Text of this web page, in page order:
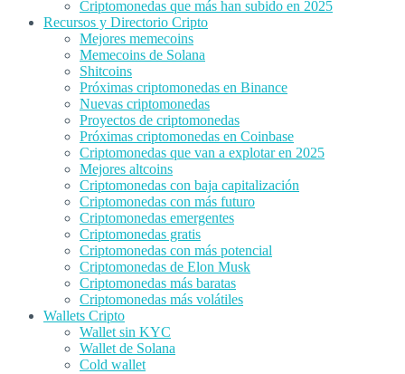
Criptomonedas que más han subido en 2025
Recursos y Directorio Cripto
Mejores memecoins
Memecoins de Solana
Shitcoins
Próximas criptomonedas en Binance
Nuevas criptomonedas
Proyectos de criptomonedas
Próximas criptomonedas en Coinbase
Criptomonedas que van a explotar en 2025
Mejores altcoins
Criptomonedas con baja capitalización
Criptomonedas con más futuro
Criptomonedas emergentes
Criptomonedas gratis
Criptomonedas con más potencial
Criptomonedas de Elon Musk
Criptomonedas más baratas
Criptomonedas más volátiles
Wallets Cripto
Wallet sin KYC
Wallet de Solana
Cold wallet